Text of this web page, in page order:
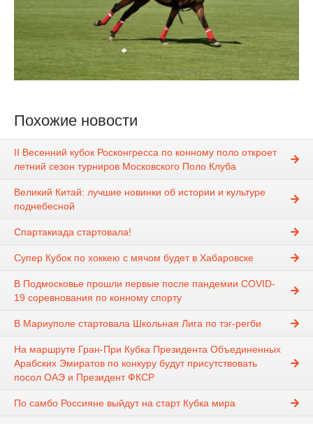
Похожие новости
II Весенний кубок Росконгресса по конному поло откроет
летний сезон турниров Московского Поло Клуба
Великий Китай: лучшие новинки об истории и культуре
поднебесной
Спартакиада стартовала!
Супер Кубок по хоккею с мячом будет в Хабаровске
В Подмосковье прошли первые после пандемии COVID-
19 соревнования по конному спорту
В Мариуполе стартовала Школьная Лига по тэг-регби
На маршруте Гран-При Кубка Президента Объединенных
Арабских Эмиратов по конкуру будут присутствовать
посол ОАЭ и Президент ФКСР
По самбо Россияне выйдут на старт Кубка мира